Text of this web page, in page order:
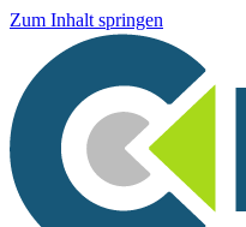
Zum Inhalt springen